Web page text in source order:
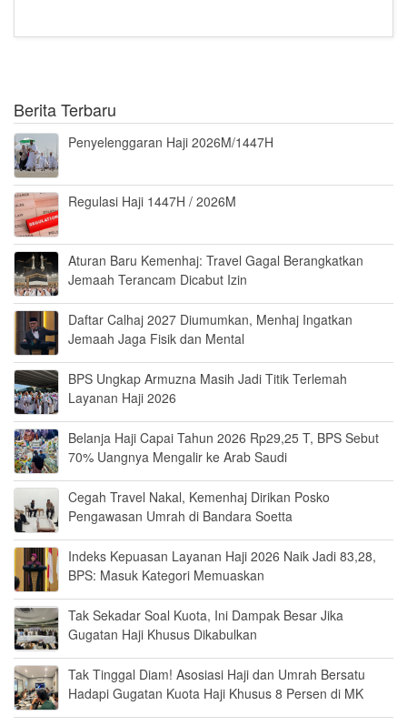
Berita Terbaru
Penyelenggaran Haji 2026M/1447H
Regulasi Haji 1447H / 2026M
Aturan Baru Kemenhaj: Travel Gagal Berangkatkan
Jemaah Terancam Dicabut Izin
Daftar Calhaj 2027 Diumumkan, Menhaj Ingatkan
Jemaah Jaga Fisik dan Mental
BPS Ungkap Armuzna Masih Jadi Titik Terlemah
Layanan Haji 2026
Belanja Haji Capai Tahun 2026 Rp29,25 T, BPS Sebut
70% Uangnya Mengalir ke Arab Saudi
Cegah Travel Nakal, Kemenhaj Dirikan Posko
Pengawasan Umrah di Bandara Soetta
Indeks Kepuasan Layanan Haji 2026 Naik Jadi 83,28,
BPS: Masuk Kategori Memuaskan
Tak Sekadar Soal Kuota, Ini Dampak Besar Jika
Gugatan Haji Khusus Dikabulkan
Tak Tinggal Diam! Asosiasi Haji dan Umrah Bersatu
Hadapi Gugatan Kuota Haji Khusus 8 Persen di MK